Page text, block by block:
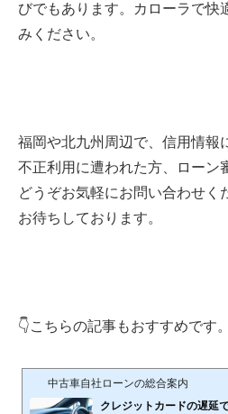
びでもあります。カローラで快
みください。
福岡や北九州周辺で、信用情報
不正利用に遭われた方、ローン
どうぞお気軽にお問い合わせく
お待ちしております。
👇こちらの記事もおすすめです。
中古車自社ローンの総合案内
クレジットカードの遅延